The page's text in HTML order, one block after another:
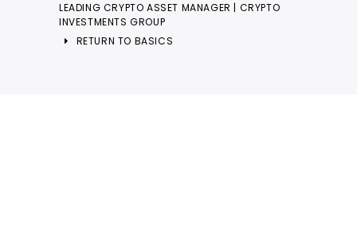
LEADING CRYPTO ASSET MANAGER | CRYPTO
INVESTMENTS GROUP
RETURN TO BASICS